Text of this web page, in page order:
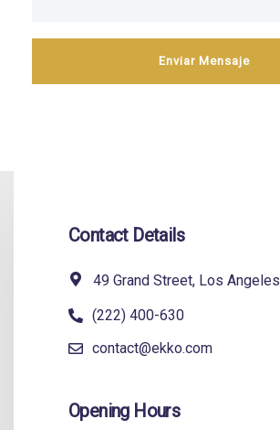
Contact Details
49 Grand Street, Los Angeles
(222) 400-630
contact@ekko.com
Opening Hours